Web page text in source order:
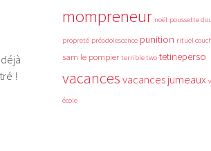
!
mompreneur noël poussette
propreté préadolescence punition rituel
sam le pompier terrible two tetineperso
vacances vacances jumeaux
école